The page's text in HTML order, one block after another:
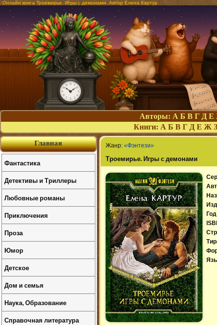
Онлайн книга Троемирье. Игры с демонами. Автор Елена Картур
Авторы: А Б В Г Д Е
Книги: А Б В Г Д Е Ж З
Жанр: «Фэнтези»
Троемирье. Игры с демонами
Главная
Фантастика
Детективы и Триллеры
Любовные романы
Приключения
Проза
Юмор
Детское
Дом и семья
Наука, Образование
Справочная литература